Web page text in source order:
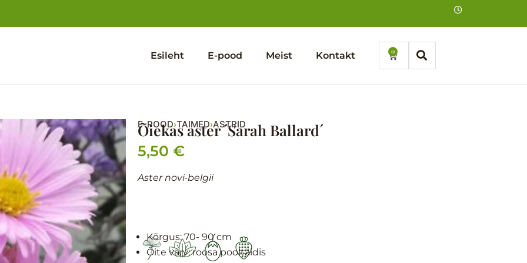
Esileht E-pood Meist Kontakt 0
Cart
E-POOD›TAIMED›ASTRID
Õiekas aster ´Sarah Ballard´
5,50 €
Aster novi-belgii
Kõrgus: 70- 90 cm
Õite värv: roosa pooltäidis